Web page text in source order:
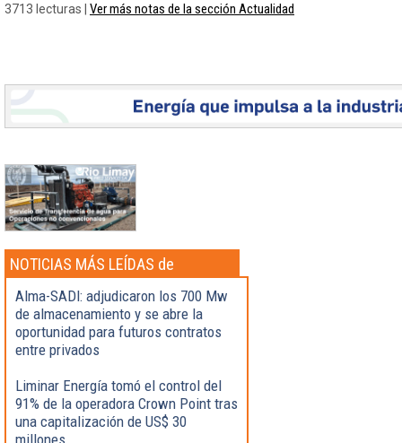
3713 lecturas | Ver más notas de la sección Actualidad
NOTICIAS MÁS LEÍDAS de
Actualidad
Alma-SADI: adjudicaron los 700 Mw
de almacenamiento y se abre la
oportunidad para futuros contratos
entre privados
Liminar Energía tomó el control del
91% de la operadora Crown Point tras
una capitalización de US$ 30
millones